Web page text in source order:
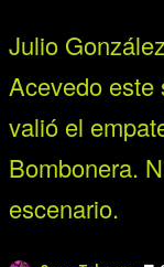
Julio
Acevedo este
valió el
Bombonera.
escenario.